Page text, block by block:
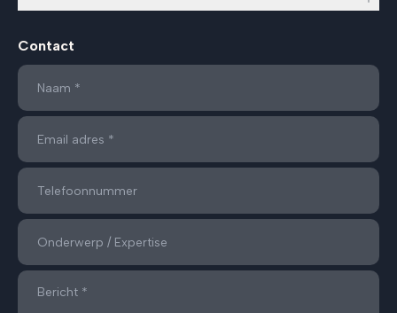
Contact